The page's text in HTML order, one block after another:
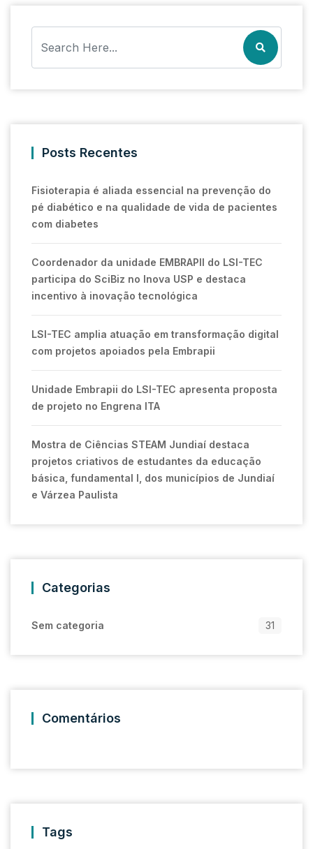
Posts Recentes
Fisioterapia é aliada essencial na prevenção do
pé diabético e na qualidade de vida de pacientes
com diabetes
Coordenador da unidade EMBRAPII do LSI-TEC
participa do SciBiz no Inova USP e destaca
incentivo à inovação tecnológica
LSI-TEC amplia atuação em transformação digital
com projetos apoiados pela Embrapii
Unidade Embrapii do LSI-TEC apresenta proposta
de projeto no Engrena ITA
Mostra de Ciências STEAM Jundiaí destaca
projetos criativos de estudantes da educação
básica, fundamental I, dos municípios de Jundiaí
e Várzea Paulista
Categorias
Sem categoria 31
Comentários
Tags